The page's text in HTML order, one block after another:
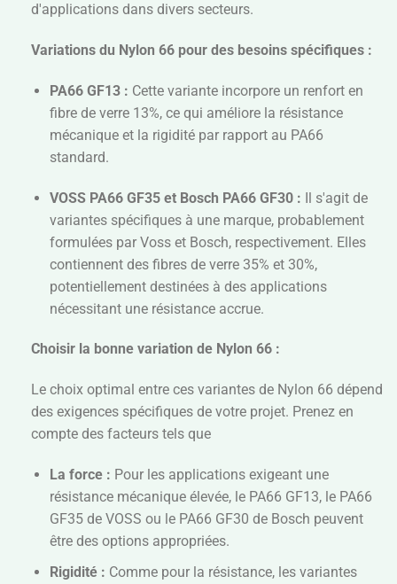
d'applications dans divers secteurs.
Variations du Nylon 66 pour des besoins spécifiques :
PA66 GF13 : Cette variante incorpore un renfort en
fibre de verre 13%, ce qui améliore la résistance
mécanique et la rigidité par rapport au PA66
standard.
VOSS PA66 GF35 et Bosch PA66 GF30 : Il s'agit de
variantes spécifiques à une marque, probablement
formulées par Voss et Bosch, respectivement. Elles
contiennent des fibres de verre 35% et 30%,
potentiellement destinées à des applications
nécessitant une résistance accrue.
Choisir la bonne variation de Nylon 66 :
Le choix optimal entre ces variantes de Nylon 66 dépend
des exigences spécifiques de votre projet. Prenez en
compte des facteurs tels que
La force : Pour les applications exigeant une
résistance mécanique élevée, le PA66 GF13, le PA66
GF35 de VOSS ou le PA66 GF30 de Bosch peuvent
être des options appropriées.
Rigidité : Comme pour la résistance, les variantes